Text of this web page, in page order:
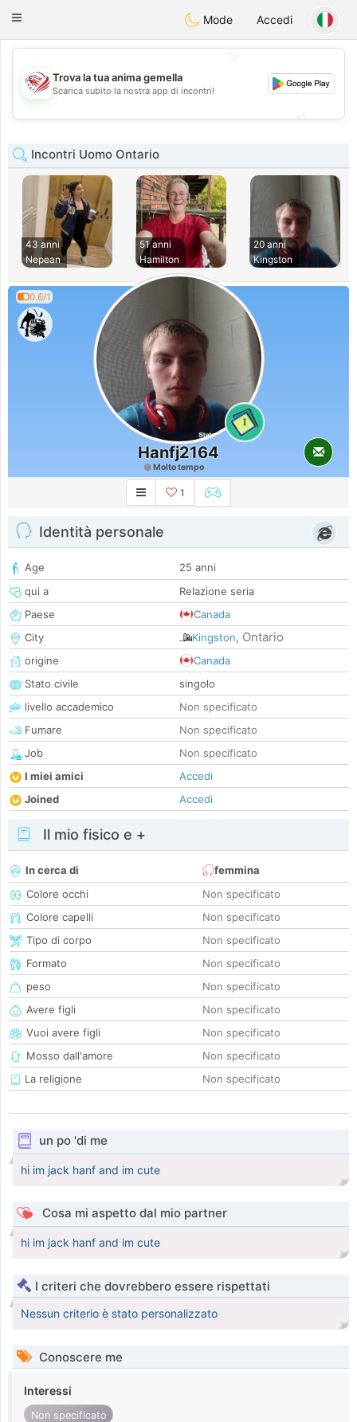
StatesDating
Toggle
Mode Accedi
💖
💕
Trova la tua anima gemella
Scarica subito la nostra app di incontri!
Incontri Uomo Ontario
43 anni
Nepean
51 anni
Hamilton
20 anni
Kingston
0.6/1
1
Hanfj2164
Molto tempo
1
Identità personale
Age
25 anni
qui a
Relazione seria
Paese
Canada
City
Kingston, Ontario
origine
Canada
Stato civile
singolo
livello accademico
Non specificato
Fumare
Non specificato
Job
Non specificato
I miei amici
Accedi
Joined
Accedi
Il mio fisico e +
In cerca di
femmina
Colore occhi
Non specificato
Colore capelli
Non specificato
Tipo di corpo
Non specificato
Formato
Non specificato
peso
Non specificato
Avere figli
Non specificato
Vuoi avere figli
Non specificato
Mosso dall'amore
Non specificato
La religione
Non specificato
un po 'di me
hi im jack hanf and im cute
Cosa mi aspetto dal mio partner
hi im jack hanf and im cute
I criteri che dovrebbero essere rispettati
Nessun criterio è stato personalizzato
Conoscere me
Interessi
Non specificato